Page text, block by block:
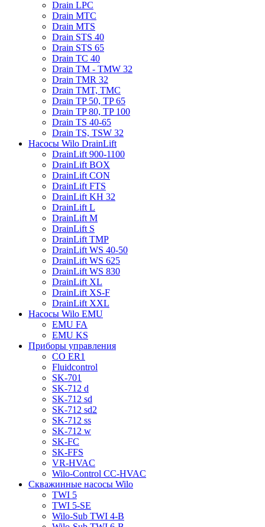
Drain LPC
Drain MTC
Drain MTS
Drain STS 40
Drain STS 65
Drain TC 40
Drain TM - TMW 32
Drain TMR 32
Drain TMT, TMC
Drain TP 50, TP 65
Drain TP 80, TP 100
Drain TS 40-65
Drain TS, TSW 32
Насосы Wilo DrainLift
DrainLift 900-1100
DrainLift BOX
DrainLift CON
DrainLift FTS
DrainLift KH 32
DrainLift L
DrainLift M
DrainLift S
DrainLift TMP
DrainLift WS 40-50
DrainLift WS 625
DrainLift WS 830
DrainLift XL
DrainLift XS-F
DrainLift XXL
Насосы Wilo EMU
EMU FA
EMU KS
Приборы управления
CO ER1
Fluidcontrol
SK-701
SK-712 d
SK-712 sd
SK-712 sd2
SK-712 ss
SK-712 w
SK-FC
SK-FFS
VR-HVAC
Wilo-Control CC-HVAC
Скважинные насосы Wilo
TWI 5
TWI 5-SE
Wilo-Sub TWI 4-B